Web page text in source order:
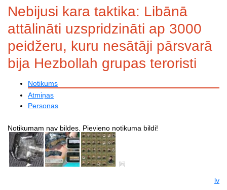
Eestikeelne
Nebijusi kara taktika: Libānā
attālināti uzspridzināti ap 3000
peidžeru, kuru nesātāji pārsvarā
bija Hezbollah grupas teroristi
Notikums
Atmiņas
Personas
Notikumam nav bildes. Pievieno notikuma bildi!
lv